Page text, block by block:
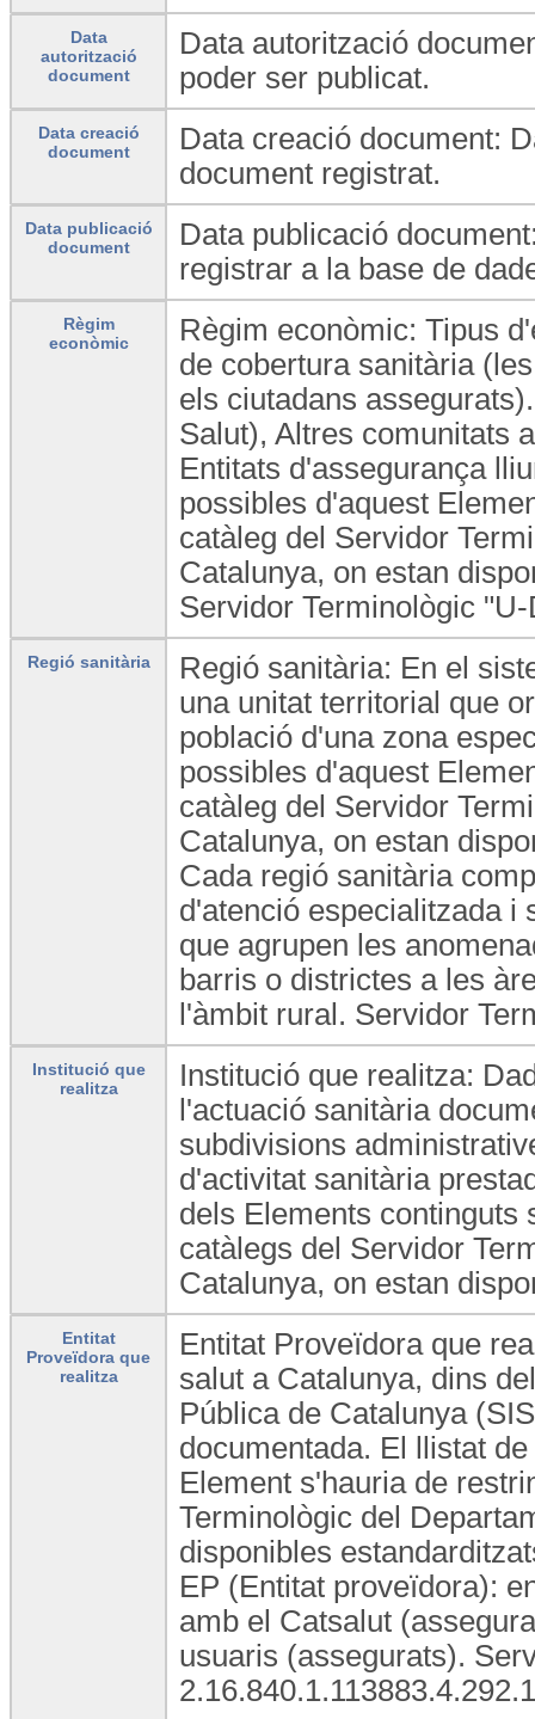
Data
autorització
document
Data autorització
poder ser publicat.
Data creació
document
Data creació document:
document registrat.
Data publicació
document
Data publicació
registrar a la base de
Règim
econòmic
Règim econòmic: Tipus
de cobertura sanitària
els ciutadans
Salut), Altres comunitats
Entitats d'assegurança
possibles d'aquest
catàleg del Servidor
Catalunya, on estan
Servidor Terminològic
Regió sanitària
Regió sanitària: En el
una unitat territorial que
població d'una zona
possibles d'aquest
catàleg del Servidor
Catalunya, on estan
Cada regió sanitària
d'atenció especialitzada i
que agrupen les
barris o districtes a les
l'àmbit rural. Servidor
Institució que
realitza
Institució que realitza:
l'actuació sanitària
subdivisions
d'activitat sanitària
dels Elements continguts
catàlegs del Servidor
Catalunya, on estan
Entitat
Proveïdora que
realitza
Entitat Proveïdora que
salut a Catalunya, dins
Pública de Catalunya
documentada. El llistat
Element s'hauria de
Terminològic del
disponibles
EP (Entitat proveïdora):
amb el Catsalut
usuaris (assegurats).